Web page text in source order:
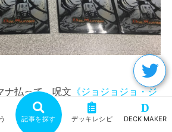
ナ払って、呪文 《ジョジョジョ・ジ
記事を探す デッキレシピ
D
DECK MAKER